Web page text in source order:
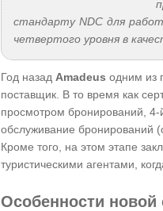
стандарту NDC для
четвертого уровня в
Год назад Amadeus одним из
поставщик. В то время как
просмотром бронирований,
обслуживание бронирований
Кроме того, на этом этапе
туристическими агентами,
Особенности новой